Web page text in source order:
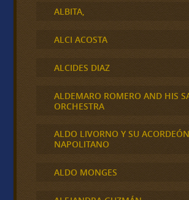
ALBITA,
ALCI ACOSTA
ALCIDES DIAZ
ALDEMARO ROMERO AND HIS
ORCHESTRA
ALDO LIVORNO Y SU ACORDEÓN
NAPOLITANO
ALDO MONGES